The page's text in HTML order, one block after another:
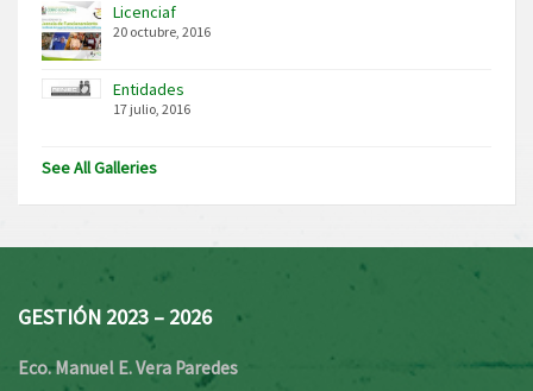
Licenciaf
20 octubre, 2016
Entidades
17 julio, 2016
See All Galleries
GESTIÓN 2023 – 2026
Eco. Manuel E. Vera Paredes